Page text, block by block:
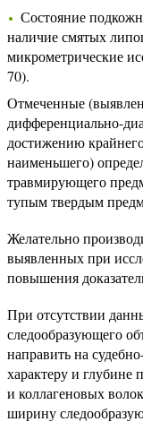
Состояние
наличие смятых
микрометрические
70).
Отмеченные
дифференциально-
достижению
наименьшего)
травмирующего
тупым твердым
Желательно
выявленных при
повышения
При отсутствии
следообразующего
направить на
характеру и глубине
и коллагеновых
ширину